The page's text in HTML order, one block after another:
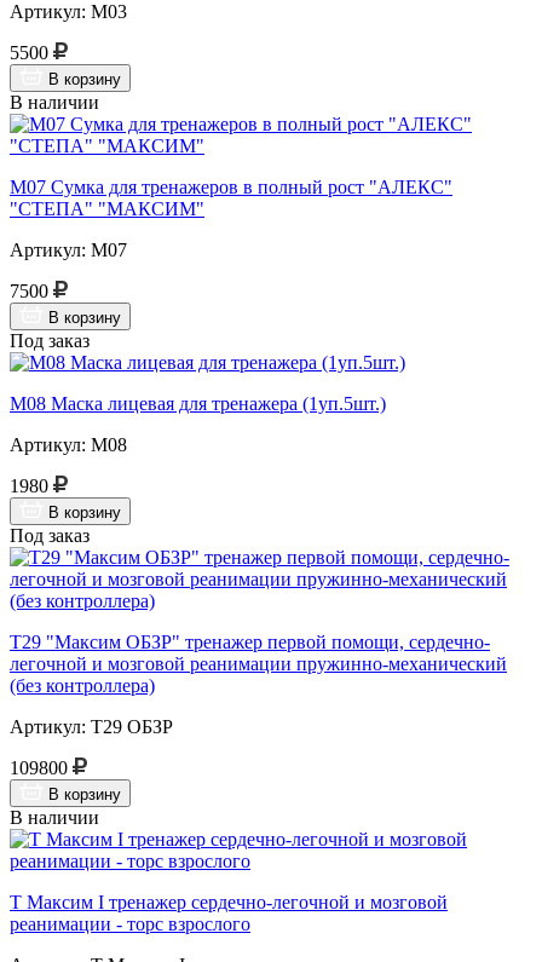
Артикул: М03
5500
В корзину
В наличии
М07 Сумка для тренажеров в полный рост "АЛЕКС"
"СТЕПА" "МАКСИМ"
Артикул: М07
7500
В корзину
Под заказ
М08 Маска лицевая для тренажера (1уп.5шт.)
Артикул: М08
1980
В корзину
Под заказ
Т29 "Максим ОБЗР" тренажер первой помощи, сердечно-
легочной и мозговой реанимации пружинно-механический
(без контроллера)
Артикул: Т29 ОБЗР
109800
В корзину
В наличии
Т Максим I тренажер сердечно-легочной и мозговой
реанимации - торс взрослого